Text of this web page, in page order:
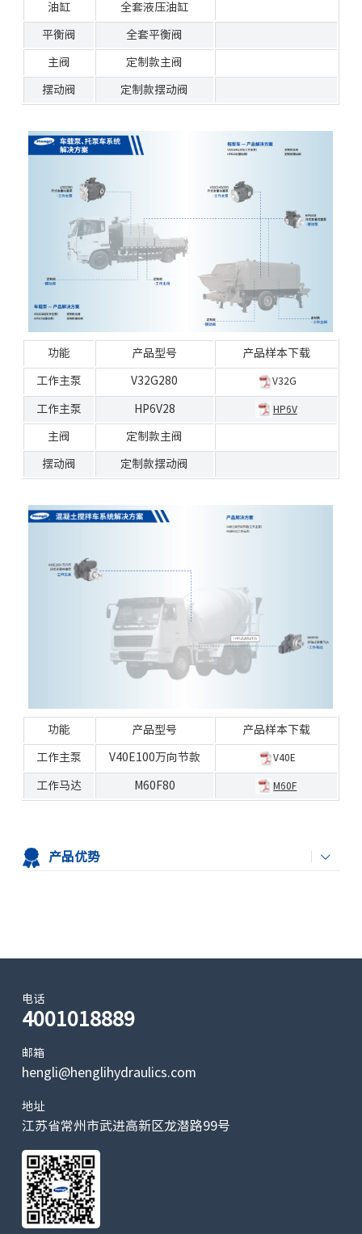
油缸 全套液压油缸
平衡阀 全套平衡阀
主阀 定制款主阀
摆动阀 定制款摆动阀
功能 产品型号 产品样本下载
工作主泵 V32G280 V32G
工作主泵 HP6V28 HP6V
主阀 定制款主阀
摆动阀 定制款摆动阀
功能 产品型号 产品样本下载
工作主泵 V40E100万向节款 V40E
工作马达 M60F80 M60F
产品优势
电话
4001018889
邮箱
hengli@henglihydraulics.com
地址
江苏省常州市武进高新区龙潜路99号